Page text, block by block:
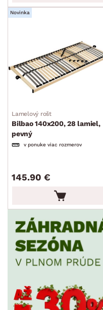
MIESTNOSŤ
ZNAČKA
SKLADOVOSŤ
Novinka
Lamelový rošt
Bilbao 140x200, 28 lamiel,
pevný
v ponuke viac rozmerov
145.90 €